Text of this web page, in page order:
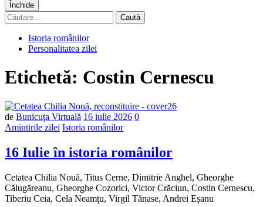
Închide
Caută
după:
Istoria românilor
Personalitatea zilei
Etichetă: Costin Cernescu
de Bunicuţa Virtuală 16 iulie 2026 Număr
0
Amintirile zilei Istoria românilor
16 Iulie în istoria românilor
Cetatea Chilia Nouă, Titus Cerne, Dimitrie Anghel, Gheorghe
Călugăreanu, Gheorghe Cozorici, Victor Crăciun, Costin Cernescu,
Tiberiu Ceia, Cela Neamțu, Virgil Tănase, Andrei Eșanu